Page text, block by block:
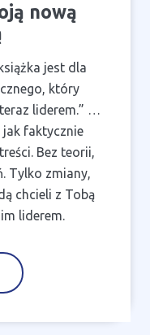
nową
jest dla
który
teraz liderem.” …
jak faktycznie
Bez teorii,
Tylko zmiany,
chcieli z Tobą
liderem.